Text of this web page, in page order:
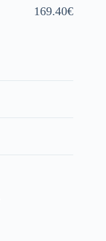
169.40€